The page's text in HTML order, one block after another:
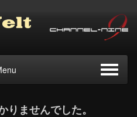
りませんでした。